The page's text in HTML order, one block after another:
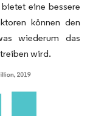
eine bessere
können den
wiederum das
wird.